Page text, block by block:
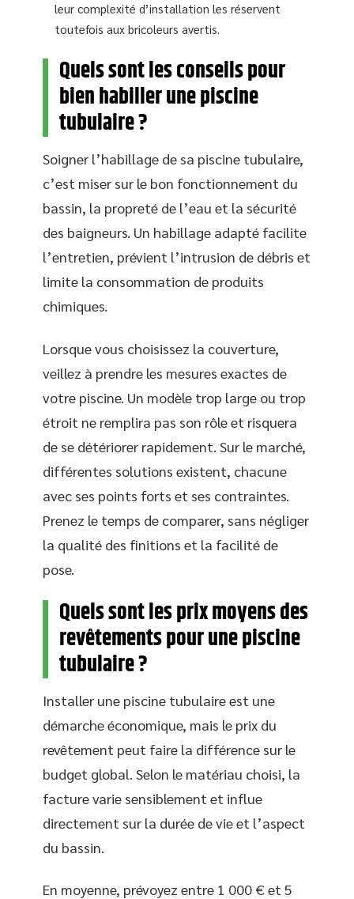
leur complexité d’installation les réservent
toutefois aux bricoleurs avertis.
Quels sont les conseils pour
bien habiller une piscine
tubulaire ?
Soigner l’habillage de sa piscine tubulaire,
c’est miser sur le bon fonctionnement du
bassin, la propreté de l’eau et la sécurité
des baigneurs. Un habillage adapté facilite
l’entretien, prévient l’intrusion de débris et
limite la consommation de produits
chimiques.
Lorsque vous choisissez la couverture,
veillez à prendre les mesures exactes de
votre piscine. Un modèle trop large ou trop
étroit ne remplira pas son rôle et risquera
de se détériorer rapidement. Sur le marché,
différentes solutions existent, chacune
avec ses points forts et ses contraintes.
Prenez le temps de comparer, sans négliger
la qualité des finitions et la facilité de
pose.
Quels sont les prix moyens des
revêtements pour une piscine
tubulaire ?
Installer une piscine tubulaire est une
démarche économique, mais le prix du
revêtement peut faire la différence sur le
budget global. Selon le matériau choisi, la
facture varie sensiblement et influe
directement sur la durée de vie et l’aspect
du bassin.
En moyenne, prévoyez entre 1 000 € et 5